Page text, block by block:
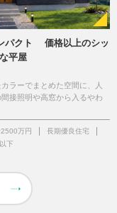
パクト 価格以上のシッ
平屋
ラーでまとめた空間に、人
接照明や高窓から入るやわ
万円
長期優良住宅
下